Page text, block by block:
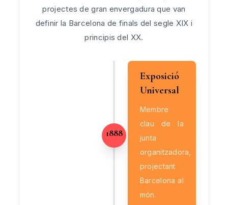
projectes de gran envergadura que van
definir la Barcelona de finals del segle XIX i
principis del XX.
1888
Exposició
Universal
Membre
clau de la
junta
organitzadora,
projectant
Barcelona al
món.